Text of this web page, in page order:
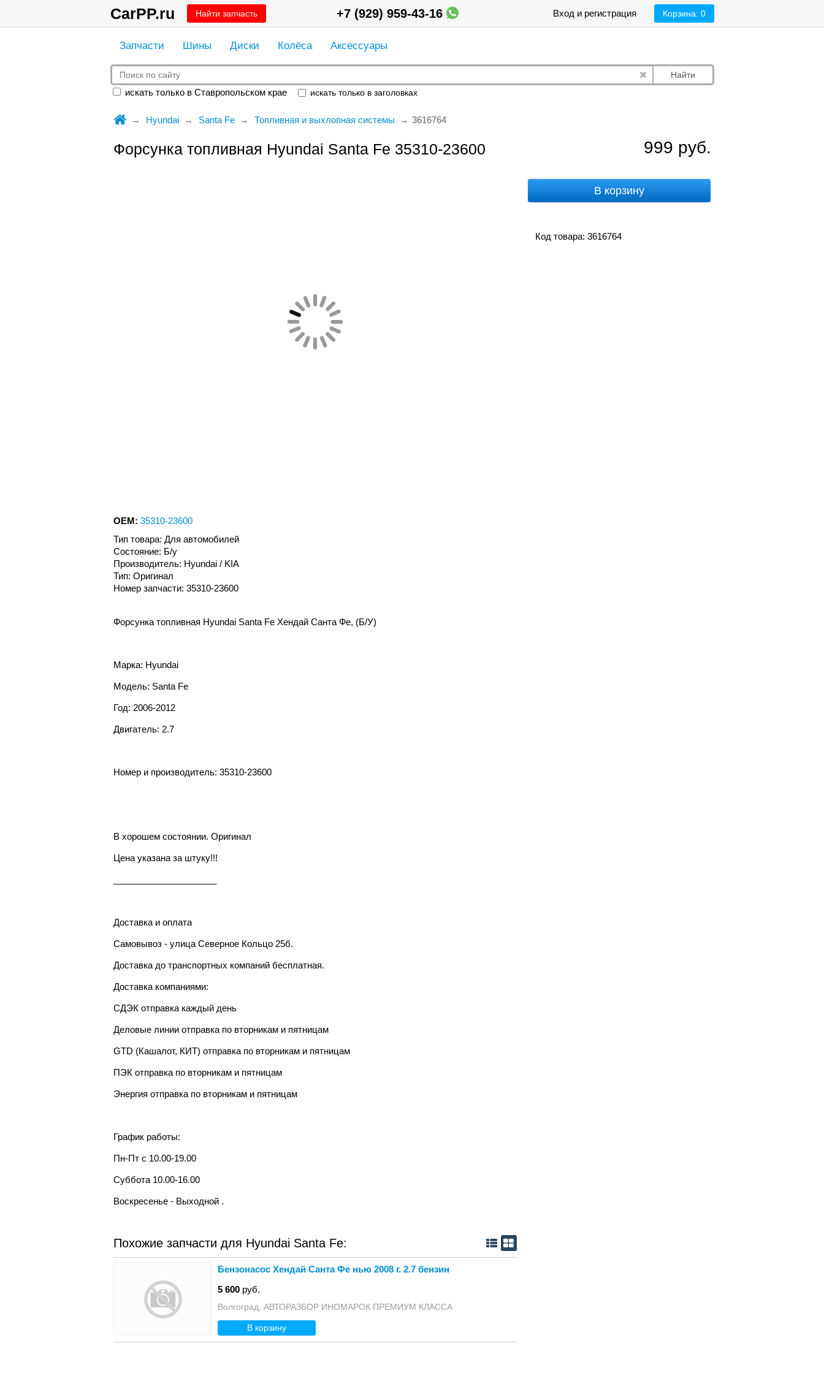
CarPP.ru Найти запчасть Корзина: 0
Вход и регистрация
+7 (929) 959-43-16
Запчасти Шины Диски Колёса Аксессуары
Найти
искать только в Ставропольском крае искать только в заголовках
Hyundai Santa Fe Топливная и выхлопная системы 3616764
Форсунка топливная Hyundai Santa Fe 35310-23600 999 руб.
В корзину
Код товара: 3616764
OEM: 35310-23600
Тип товара: Для автомобилей
Состояние: Б/у
Производитель: Hyundai / KIA
Тип: Оригинал
Номер запчасти: 35310-23600
Форсунка топливная Hyundai Santa Fe Хендай Санта Фе, (Б/У)
Марка: Hyundai
Модель: Santa Fe
Год: 2006-2012
Двигатель: 2.7
Номер и производитель: 35310-23600
В хорошем состоянии. Оригинал
Цена указана за штуку!!!
Доставка и оплата
Самовывоз - улица Северное Кольцо 25б.
Доставка до транспортных компаний бесплатная.
Доставка компаниями:
СДЭК отправка каждый день
Деловые линии отправка по вторникам и пятницам
GTD (Кашалот, КИТ) отправка по вторникам и пятницам
ПЭК отправка по вторникам и пятницам
Энергия отправка по вторникам и пятницам
График работы:
Пн-Пт с 10.00-19.00
Суббота 10.00-16.00
Воскресенье - Выходной .
Похожие запчасти для Hyundai Santa Fe:
Бензонасос Хендай Санта Фе нью 2008 г. 2.7 бензин
5 600 руб.
Волгоград, АВТОРАЗБОР ИНОМАРОК ПРЕМИУМ КЛАССА
В корзину